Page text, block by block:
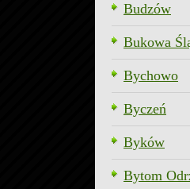
Budzów
Bukowa
Bychowo
Byczeń
Byków
Bytom